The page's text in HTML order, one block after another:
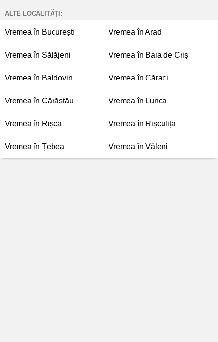
ALTE LOCALITĂȚI:
Vremea în București Vremea în Arad
Vremea în Sălăjeni Vremea în Baia de Criș
Vremea în Baldovin Vremea în Căraci
Vremea în Cărăstău Vremea în Lunca
Vremea în Rișca Vremea în Rișculița
Vremea în Țebea Vremea în Văleni